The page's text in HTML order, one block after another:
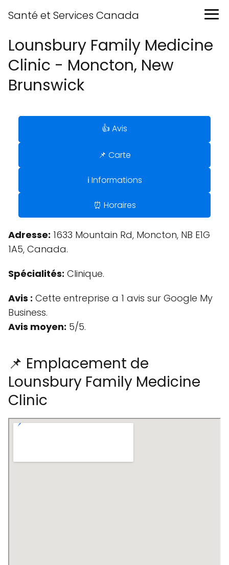
Santé et Services Canada
Lounsbury Family Medicine
Clinic - Moncton, New
Brunswick
👍 Avis
📌 Carte
ℹ️ Informations
⏰ Horaires
Adresse: 1633 Mountain Rd, Moncton, NB E1G
1A5, Canada.
Spécialités: Clinique.
Avis : Cette entreprise a 1 avis sur Google My
Business.
Avis moyen: 5/5.
📌 Emplacement de
Lounsbury Family Medicine
Clinic